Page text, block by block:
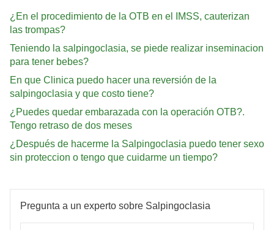
¿En el procedimiento de la OTB en el IMSS, cauterizan
las trompas?
Teniendo la salpingoclasia, se piede realizar inseminacion
para tener bebes?
En que Clinica puedo hacer una reversión de la
salpingoclasia y que costo tiene?
¿Puedes quedar embarazada con la operación OTB?.
Tengo retraso de dos meses
¿Después de hacerme la Salpingoclasia puedo tener sexo
sin proteccion o tengo que cuidarme un tiempo?
Pregunta a un experto sobre Salpingoclasia